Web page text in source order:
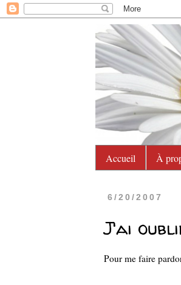
Accueil À
6/20/2007
J'ai
Pour me faire